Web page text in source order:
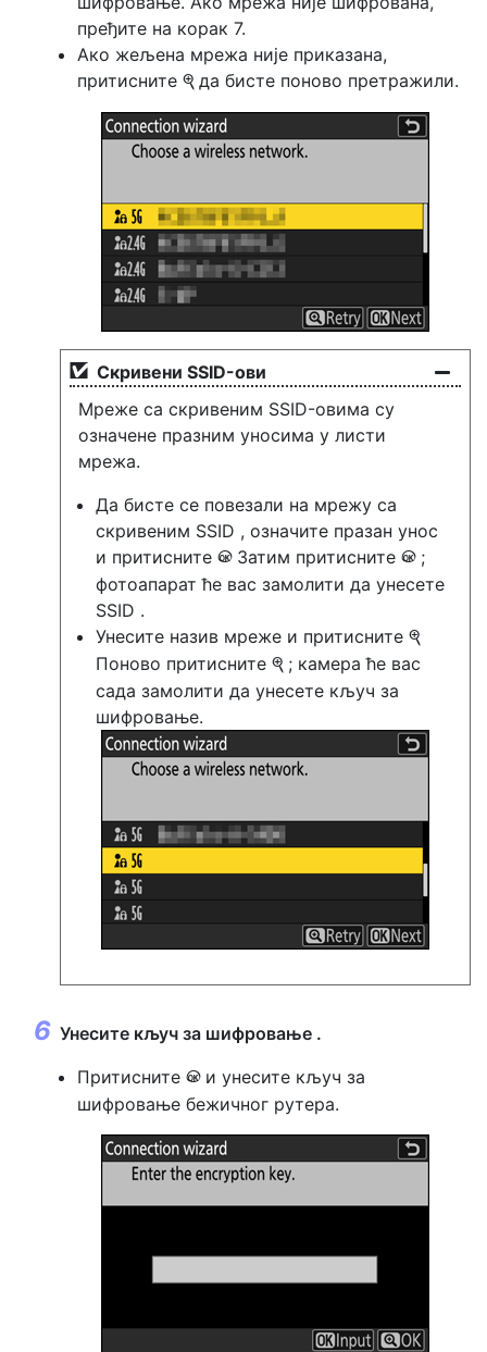
пређите на корак 7.
Ако жељена мрежа није приказана,
притисните X да бисте поново претражили.
Скривени SSID-ови
Мреже са скривеним SSID-овима су
означене празним уносима у листи
мрежа.
Да бисте се повезали на мрежу са
скривеним SSID , означите празан унос
и притисните J Затим притисните J ;
фотоапарат ће вас замолити да унесете
SSID .
Унесите назив мреже и притисните X
Поново притисните X ; камера ће вас
сада замолити да унесете кључ за
шифровање.
Унесите кључ за шифровање .
Притисните J и унесите кључ за
шифровање бежичног рутера.